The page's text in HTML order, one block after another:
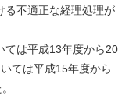
る不適正な経理処理が
は平成13年度から20
ては平成15年度から